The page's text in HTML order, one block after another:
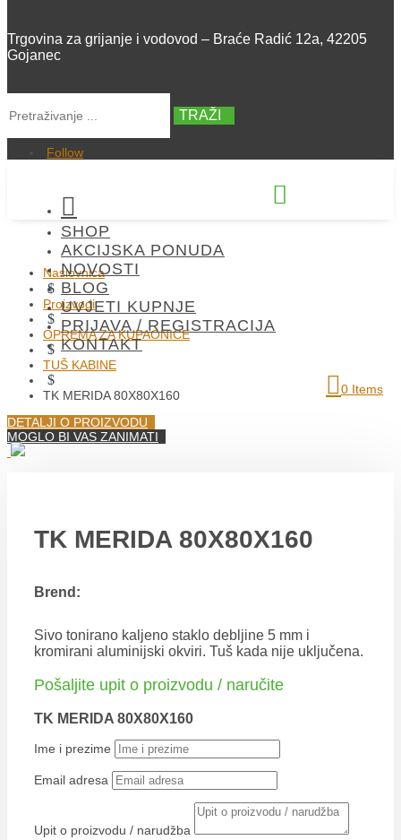
Trgovina za grijanje i vodovod – Braće Radić 12a, 42205
Gojanec
TRAŽI
Follow


SHOP
AKCIJSKA PONUDA
NOVOSTI
BLOG
UVJETI KUPNJE
PRIJAVA / REGISTRACIJA
KONTAKT
0 Items
Naslovnica
$
Proizvodi
$
OPREMA ZA KUPAONICE
$
TUŠ KABINE
$
TK MERIDA 80X80X160
DETALJI O PROIZVODU
MOGLO BI VAS ZANIMATI
TK MERIDA 80X80X160
Brend:
Sivo tonirano kaljeno staklo debljine 5 mm i
kromirani aluminijski okviri. Tuš kada nije uključena.
Pošaljite upit o proizvodu / naručite
TK MERIDA 80X80X160
Ime i prezime
Email adresa
Upit o proizvodu / narudžba